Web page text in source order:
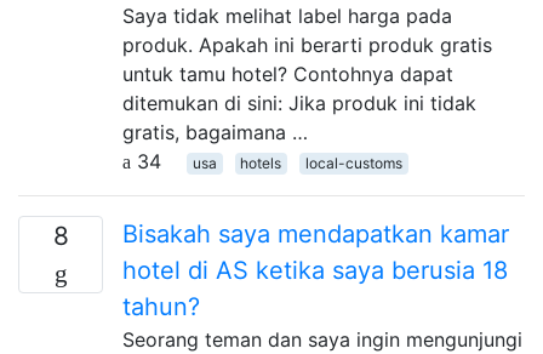
Saya tidak melihat label harga pada
produk. Apakah ini berarti produk gratis
untuk tamu hotel? Contohnya dapat
ditemukan di sini: Jika produk ini tidak
gratis, bagaimana …
34
usa hotels local-customs
8
Bisakah saya mendapatkan kamar
hotel di AS ketika saya berusia 18
tahun?
Seorang teman dan saya ingin mengunjungi